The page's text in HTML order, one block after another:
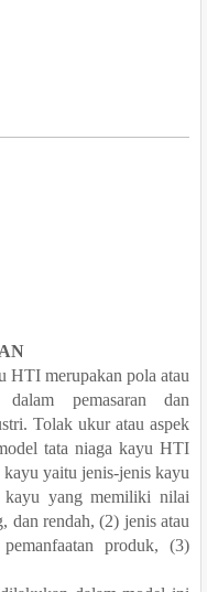
HTI merupakan pola atau
pemasaran
dan
Tolak ukur atau aspek
tata niaga kayu HTI
yaitu jenis-jenis kayu
kayu yang memiliki nilai
dan rendah, (2) jenis atau
produk, (3)